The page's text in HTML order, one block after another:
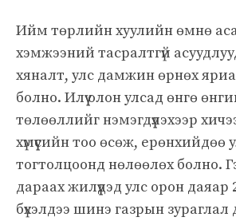
Ийм төрлийн хуулийн өмнө
хэмжээний тасралтгүй
хяналт, улс дамжин өрнөх
болно. Илүү олон улсад өнгө
төлөөллийг нэмэгдүүлэхээр
хүмүүсийн тоо өсөж, ерөнхийдөө
тогтолцоонд нөлөөлөх болно.
дараах жилүүдэд улс орон даяар
бүхэлдээ шинэ газрын зураглал